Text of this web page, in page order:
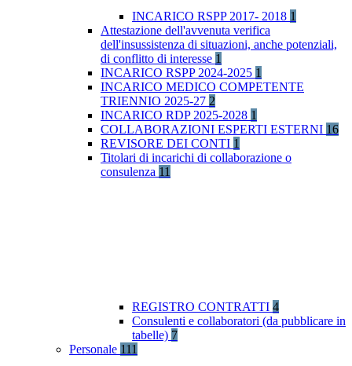
INCARICO RSPP 2017- 2018 1
Attestazione dell'avvenuta verifica
dell'insussistenza di situazioni, anche potenziali,
di conflitto di interesse 1
INCARICO RSPP 2024-2025 1
INCARICO MEDICO COMPETENTE
TRIENNIO 2025-27 2
INCARICO RDP 2025-2028 1
COLLABORAZIONI ESPERTI ESTERNI 16
REVISORE DEI CONTI 1
Titolari di incarichi di collaborazione o
consulenza 11
REGISTRO CONTRATTI 4
Consulenti e collaboratori (da pubblicare in
tabelle) 7
Personale 111